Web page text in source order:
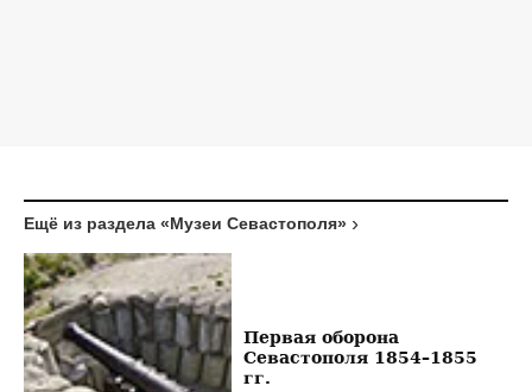
Ещё из раздела «Музеи Севастополя»
Первая оборона
Севастополя 1854–1855
гг.